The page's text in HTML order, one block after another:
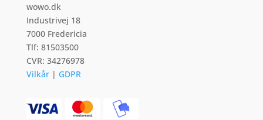
wowo.dk
Industrivej 18
7000 Fredericia
Tlf: 81503500
CVR: 34276978
Vilkår| GDPR